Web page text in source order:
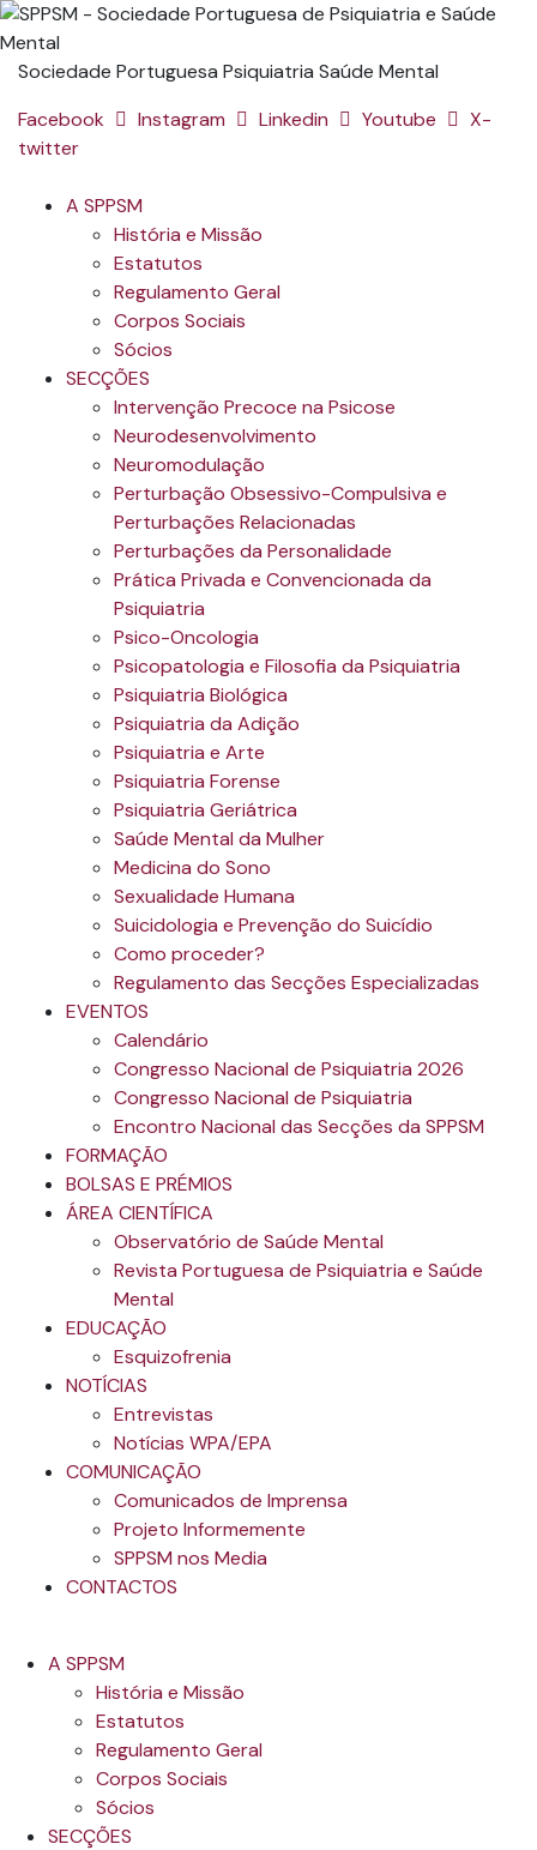
Sociedade Portuguesa Psiquiatria Saúde Mental
Facebook
Instagram Linkedin Youtube
X-
twitter
A SPPSM
História e Missão
Estatutos
Regulamento Geral
Corpos Sociais
Sócios
SECÇÕES
Intervenção Precoce na Psicose
Neurodesenvolvimento
Neuromodulação
Perturbação Obsessivo-Compulsiva e
Perturbações Relacionadas
Perturbações da Personalidade
Prática Privada e Convencionada da
Psiquiatria
Psico-Oncologia
Psicopatologia e Filosofia da Psiquiatria
Psiquiatria Biológica
Psiquiatria da Adição
Psiquiatria e Arte
Psiquiatria Forense
Psiquiatria Geriátrica
Saúde Mental da Mulher
Medicina do Sono
Sexualidade Humana
Suicidologia e Prevenção do Suicídio
Como proceder?
Regulamento das Secções Especializadas
EVENTOS
Calendário
Congresso Nacional de Psiquiatria 2026
Congresso Nacional de Psiquiatria
Encontro Nacional das Secções da SPPSM
FORMAÇÃO
BOLSAS E PRÉMIOS
ÁREA CIENTÍFICA
Observatório de Saúde Mental
Revista Portuguesa de Psiquiatria e Saúde
Mental
EDUCAÇÃO
Esquizofrenia
NOTÍCIAS
Entrevistas
Notícias WPA/EPA
COMUNICAÇÃO
Comunicados de Imprensa
Projeto Informemente
SPPSM nos Media
CONTACTOS
A SPPSM
História e Missão
Estatutos
Regulamento Geral
Corpos Sociais
Sócios
SECÇÕES